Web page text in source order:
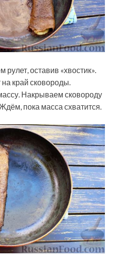
оставив «хвостик».
край сковороды.
Накрываем сковороду
пока масса схватится.